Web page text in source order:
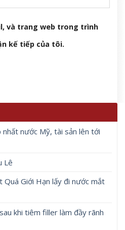
và trang web trong trình
kế tiếp của tôi.
nước Mỹ, tài sản lên tới
Lê
Quá Giới Hạn lấy đi nước mắt
khi tiêm filler làm đầy rãnh